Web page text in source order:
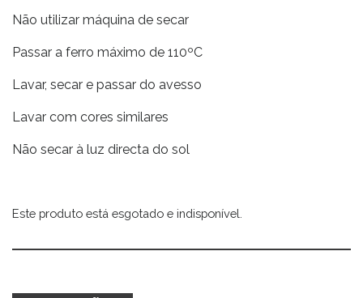
Não utilizar máquina de secar
Passar a ferro máximo de 110ºC
Lavar, secar e passar do avesso
Lavar com cores similares
Não secar à luz directa do sol
Este produto está esgotado e indisponível.
Alternative: